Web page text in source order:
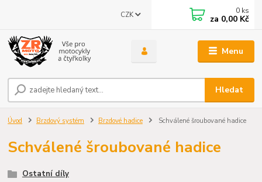
Menu
CZK
Hledat
0 ks
za 0,00 Kč
Úvod Brzdový systém Brzdové hadice Schválené šroubované hadice
Schválené šroubované hadice
Ostatní díly